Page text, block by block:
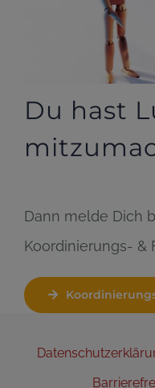
Du hast
Dann melde Dich
Koordinierungs- &